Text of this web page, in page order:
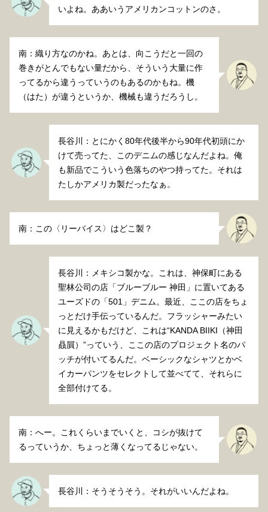
いよね。ああいうアメリカンコットンのさ。
南：織り方なのかね。あとは、向こうだと一回の
巻きがとんでもない量だから、そういう大量に作
ってるから違うっていうのもあるのかもね。機
（はた）が違うというか、機械も違うだろうし。
長谷川：とにかく80年代後半から90年代初頭にか
けて売ってた、このデニムの感じなんだよね。俺
も新品でこういう色落ちのやつ持ってた。それは
たしかアメリカ製だったなぁ。
南：この〈リーバイス〉はどこ製？
長谷川：メキシコ製かな。これは、神保町にある
聖林公司の店「ブルーブルー 神田」に置いてある
ユーズドの「501」デニム。最近、ここの店をちょ
っとだけ手伝っているんだ。フラッシャーみたい
に見えるかもだけど、これは“KANDA BIIKI（神田
贔屓）”っていう、ここの店のプロジェクト名のパ
ッチが付いてるんだ。ベーシックなシャツとかベ
イカーパンツをセレクトして並べてて、それらに
全部付けてる。
南：へー。これくらいまでいくと、コシが抜けて
るっていうか、ちょっと薄くなってるじゃない。
長谷川：そうそうそう。それがいいんだよね。